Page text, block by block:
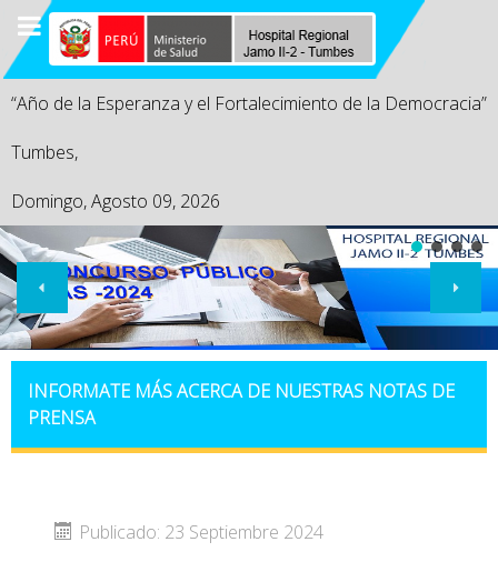
“Año de la Esperanza y el Fortalecimiento de la Democracia”
Tumbes,
Domingo, Agosto 09, 2026
INFORMATE MÁS ACERCA DE NUESTRAS NOTAS DE
PRENSA
Publicado: 23 Septiembre 2024